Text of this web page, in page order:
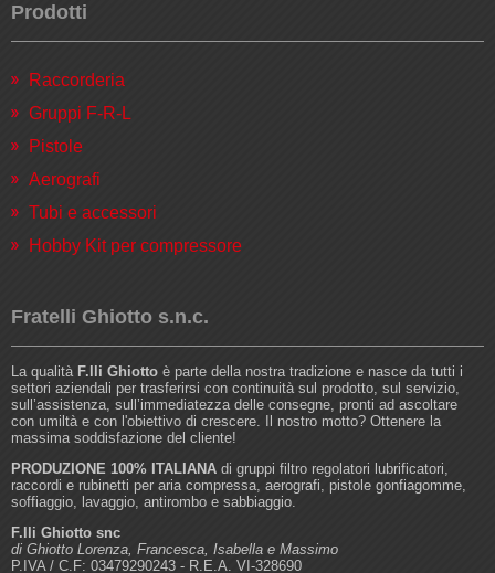
Prodotti
Raccorderia
Gruppi F-R-L
Pistole
Aerografi
Tubi e accessori
Hobby Kit per compressore
Fratelli Ghiotto s.n.c.
La qualità F.lli Ghiotto è parte della nostra tradizione e nasce da tutti i
settori aziendali per trasferirsi con continuità sul prodotto, sul servizio,
sull’assistenza, sull’immediatezza delle consegne, pronti ad ascoltare
con umiltà e con l'obiettivo di crescere. Il nostro motto? Ottenere la
massima soddisfazione del cliente!
PRODUZIONE 100% ITALIANA di gruppi filtro regolatori lubrificatori,
raccordi e rubinetti per aria compressa, aerografi, pistole gonfiagomme,
soffiaggio, lavaggio, antirombo e sabbiaggio.
F.lli Ghiotto snc
di Ghiotto Lorenza, Francesca, Isabella e Massimo
P.IVA / C.F: 03479290243 - R.E.A. VI-328690